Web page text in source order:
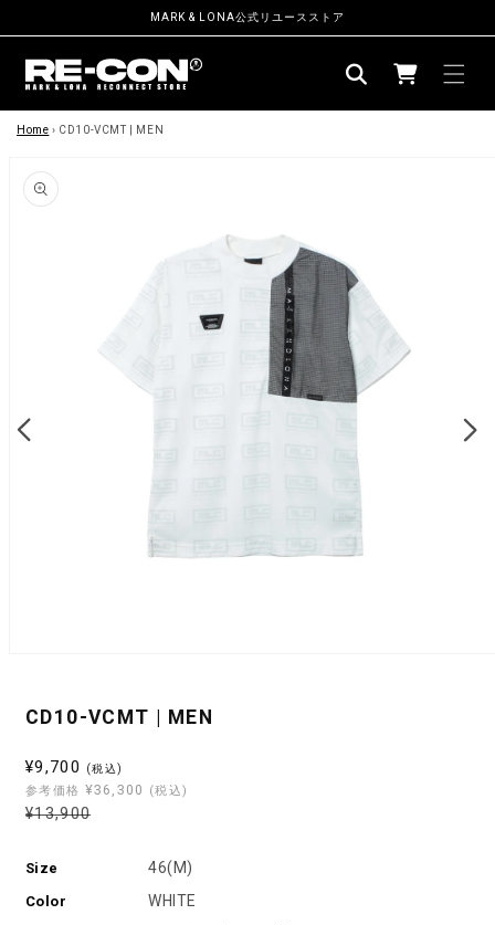
ツ
に
進
む
MARK & LONA公式リユースストア
ー
Home › CD10-VCMT | MEN
商
品
情
に
ス
CD10-VCMT | MEN
セ
ー
ル
格
¥9,700 (税込)
参考価格 ¥36,300 (税込)
通
価
格
通
価
格
¥13,900
Size 46(M)
Color WHITE